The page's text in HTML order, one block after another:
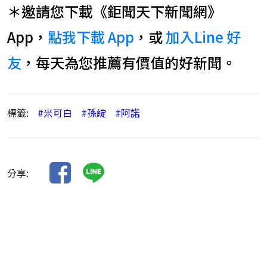
＊邀請您下載《鉅聞天下新聞網》
App， 點我下載 App ，或加入Line 好
友 ，每天為您推薦有價值的好新聞。
標籤: #米可白 #孫綻 #阿諾
分享: